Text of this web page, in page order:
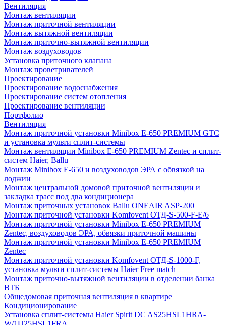
Вентиляция
Монтаж вентиляции
Монтаж приточной вентиляции
Монтаж вытяжной вентиляции
Монтаж приточно-вытяжной вентиляции
Монтаж воздуховодов
Установка приточного клапана
Монтаж проветривателей
Проектирование
Проектирование водоснабжения
Проектирование систем отопления
Проектирование вентиляции
Портфолио
Вентиляция
Монтаж приточной установки Minibox E-650 PREMIUM GTC
и установка мульти сплит-системы
Монтаж вентиляции Minibox E-650 PREMIUM Zentec и сплит-
систем Haier, Ballu
Монтаж Minibox E-650 и воздуховодов ЭРА с обвязкой на
лоджии
Монтаж центральной домовой приточной вентиляции и
закладка трасс под два кондиционера
Монтаж приточных установок Ballu ONEAIR ASP-200
Монтаж приточной установки Komfovent ОТД-S-500-F-E/6
Монтаж приточной установки Minibox E-650 PREMIUM
Zentec, воздуховодов ЭРА, обвязки приточной машины
Монтаж приточной установки Minibox E-650 PREMIUM
Zentec
Монтаж приточной установки Komfovent ОТД-S-1000-F,
установка мульти сплит-системы Haier Free match
Монтаж приточно-вытяжной вентиляции в отделении банка
ВТБ
Общедомовая приточная вентиляция в квартире
Кондиционирование
Установка сплит-системы Haier Spirit DC AS25HSL1HRA-